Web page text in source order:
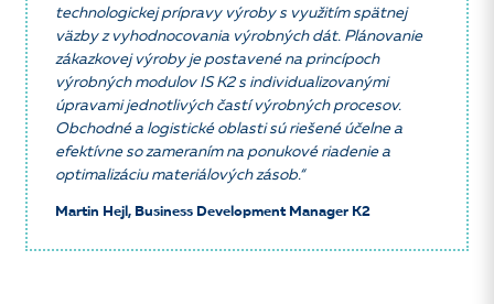
technologickej prípravy výroby s využitím spätnej
väzby z vyhodnocovania výrobných dát. Plánovanie
zákazkovej výroby je postavené na princípoch
výrobných modulov IS K2 s individualizovanými
úpravami jednotlivých častí výrobných procesov.
Obchodné a logistické oblasti sú riešené účelne a
efektívne so zameraním na ponukové riadenie a
optimalizáciu materiálových zásob.“
Martin Hejl, Business Development Manager K2